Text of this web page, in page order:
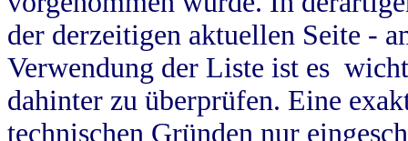
der derzeitigen aktuellen Seite -
Verwendung der Liste ist es
dahinter zu überprüfen. Eine
technischen Gründen nur